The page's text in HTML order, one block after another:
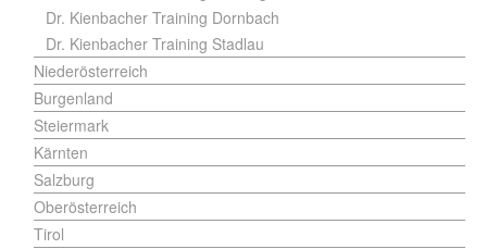
Dr. Kienbacher Training Dornbach
Dr. Kienbacher Training Stadlau
Niederösterreich
Burgenland
Steiermark
Kärnten
Salzburg
Oberösterreich
Tirol